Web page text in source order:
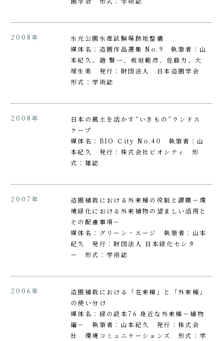
2008年
水元公園水産試験場跡地整備
媒体名：造園作品選集 No.9 執筆者：山
本紀久、趙 賢一、板垣範彦、佐藤力、大
塚生美 発行：財団法人 日本造園学会
形式：学術誌
2008年
日本の風土を活かす“いきもの”ランドス
ケープ
媒体名：BIO Ｃity No.40 執筆者：山
本紀久 発行：株式会社ビオシティ 形
式：雑誌
2007年
造園植栽における外来種の役割と課題－環
境緑化における外来植物の望ましい活用と
その配慮事項－
媒体名：グリーン・エージ 執筆者：山本
紀久 発行：財団法人 日本緑化センタ
ー 形式：学術誌
2006年
造園植栽における「在来種」と「外来種」
の使い分け
媒体名：緑の読本76 身近な外来種－植物
編－ 執筆者：山本紀久 発行：株式会
社 環境コミュニケーションズ 形式：学